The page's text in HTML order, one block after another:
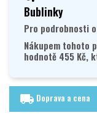
Bublinky
Pro podrobnosti
Nákupem tohoto
hodnotě 455 Kč,
local_shipping Doprava a cena